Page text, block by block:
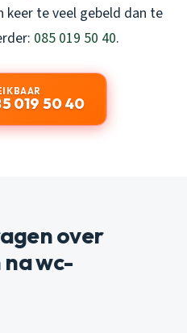
te veel gebeld dan te
085 019 50 40.
019 50 40
over
wc-